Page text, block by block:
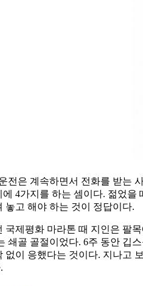
전은 계속하면서 전화를 받는
4가지를 하는 셈이다. 젊었
놓고 해야 하는 것이 정답이다.
국제평화 마라톤 때 지인은 팔
쇄골 골절이었다. 6주 동안 깁
없이 응했다는 것이다. 지나고